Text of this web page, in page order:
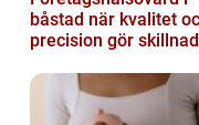
båstad när kvalitet och
precision gör skillnad